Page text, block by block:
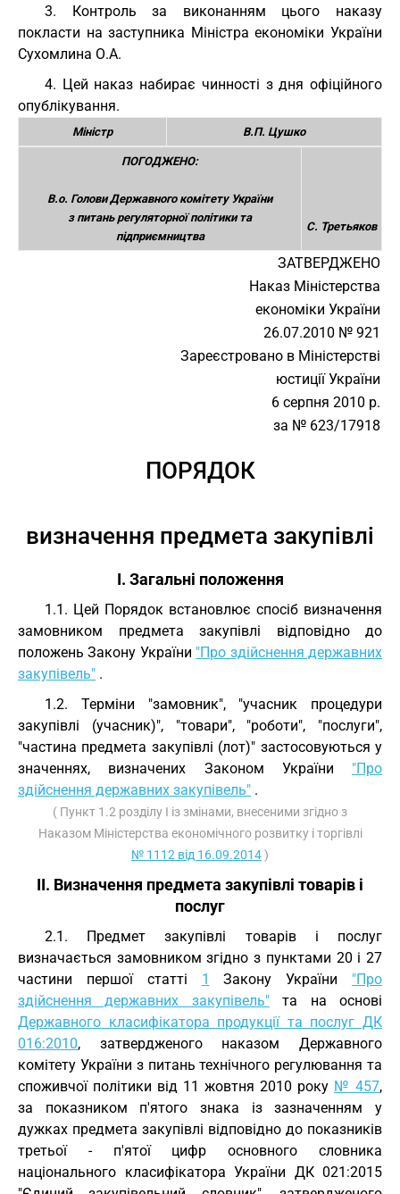
3. Контроль за виконанням цього наказу
покласти на заступника Міністра економіки України
Сухомлина О.А.
4. Цей наказ набирає чинності з дня офіційного
опублікування.
Міністр В.П. Цушко
ПОГОДЖЕНО:
В.о. Голови Державного комітету України
з питань регуляторної політики та
підприємництва
С. Третьяков
ЗАТВЕРДЖЕНО
Наказ Міністерства
економіки України
26.07.2010 № 921
Зареєстровано в Міністерстві
юстиції України
6 серпня 2010 р.
за № 623/17918
ПОРЯДОК
визначення предмета закупівлі
I. Загальні положення
1.1. Цей Порядок встановлює спосіб визначення
замовником предмета закупівлі відповідно до
положень Закону України "Про здійснення державних
закупівель" .
1.2. Терміни "замовник", "учасник процедури
закупівлі (учасник)", "товари", "роботи", "послуги",
"частина предмета закупівлі (лот)" застосовуються у
значеннях, визначених Законом України "Про
здійснення державних закупівель" .
( Пункт 1.2 розділу І із змінами, внесеними згідно з
Наказом Міністерства економічного розвитку і торгівлі
№ 1112 від 16.09.2014)
II. Визначення предмета закупівлі товарів і
послуг
2.1. Предмет закупівлі товарів і послуг
визначається замовником згідно з пунктами 20 і 27
частини першої статті 1 Закону України "Про
здійснення державних закупівель"та на основі
Державного класифікатора продукції та послуг ДК
016:2010, затвердженого наказом Державного
комітету України з питань технічного регулювання та
споживчої політики від 11 жовтня 2010 року № 457,
за показником п'ятого знака із зазначенням у
дужках предмета закупівлі відповідно до показників
третьої - п'ятої цифр основного словника
національного класифікатора України ДК 021:2015